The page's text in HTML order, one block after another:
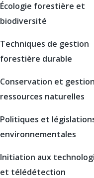
Écologie forestière et
biodiversité
Techniques de gestion
forestière durable
Conservation et
ressources naturelles
Politiques et
environnementales
Initiation aux
et télédétection